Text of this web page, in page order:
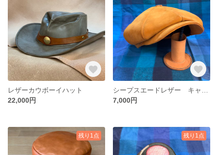
レザーカウボーイハット
22,000円
7,000円
残り1点 残り1点